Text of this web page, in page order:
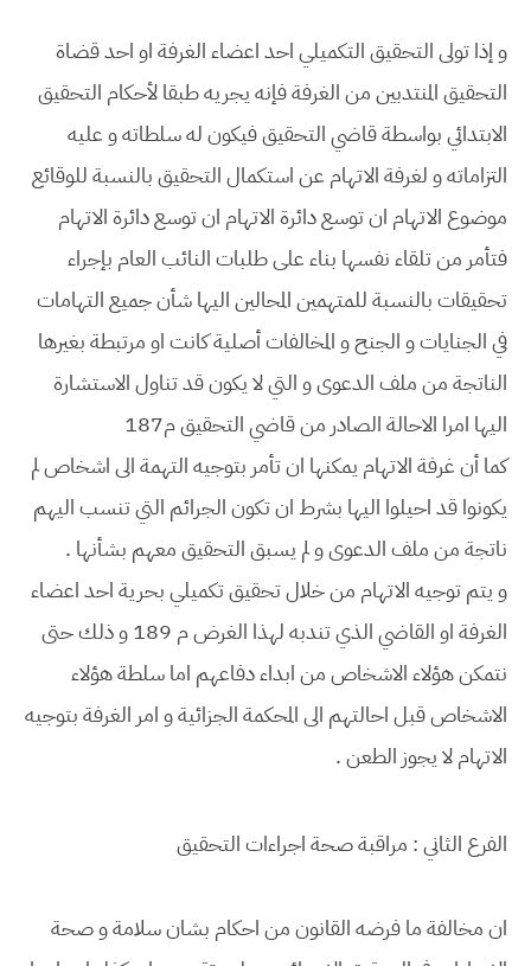
و إذا تولى التحقيق التكميلي احد اعضاء الغرفة او احد قضاة
التحقيق المنتدبين من الغرفة فإنه يجريه طبقا لأحكام التحقيق
الابتدائي بواسطة قاضي التحقيق فيكون له سلطاته و عليه
التزاماته و لغرفة الاتهام عن استكمال التحقيق بالنسبة للوقائع
موضوع الاتهام ان توسع دائرة الاتهام ان توسع دائرة الاتهام
فتأمر من تلقاء نفسها بناء على طلبات النائب العام بإجراء
تحقيقات بالنسبة للمتهمين المحالين اليها شأن جميع التهامات
في الجنايات و الجنح و المخالفات أصلية كانت او مرتبطة بغيرها
الناتجة من ملف الدعوى و التي لا يكون قد تناول الاستشارة
اليها امرا الاحالة الصادر من قاضي التحقيق م187
كما أن غرفة الاتهام يمكنها ان تأمر بتوجيه التهمة الى اشخاص لم
يكونوا قد احيلوا اليها بشرط ان تكون الجرائم التي تنسب اليهم
ناتجة من ملف الدعوى و لم يسبق التحقيق معهم بشأنها .
و يتم توجيه الاتهام من خلال تحقيق تكميلي بحرية احد اعضاء
الغرفة او القاضي الذي تندبه لهذا الغرض م 189 و ذلك حتى
نتمكن هؤلاء الاشخاص من ابداء دفاعهم اما سلطة هؤلاء
الاشخاص قبل احالتهم الى المحكمة الجزائية و امر الغرفة بتوجيه
الاتهام لا يجوز الطعن .
الفرع الثاني : مراقبة صحة اجراءات التحقيق
ان مخالفة ما فرضه القانون من احكام بشان سلامة و صحة